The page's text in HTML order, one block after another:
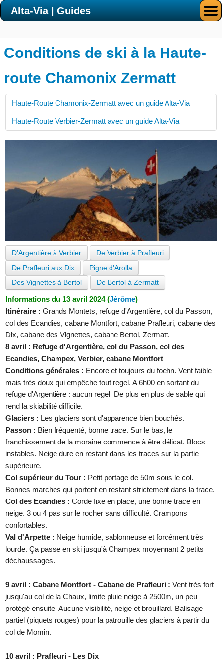
Conditions de ski à la Haute-
route Chamonix Zermatt
Haute-Route Chamonix-Zermatt avec un guide Alta-Via
Haute-Route Verbier-Zermatt avec un guide Alta-Via
D'Argentière à Verbier
De Verbier à Prafleuri
De Prafleuri aux Dix
Pigne d'Arolla
Des Vignettes à Bertol
De Bertol à Zermatt
Informations du 13 avril 2024 (Jérôme)
Itinéraire : Grands Montets, refuge d'Argentière, col du Passon,
col des Ecandies, cabane Montfort, cabane Prafleuri, cabane des
Dix, cabane des Vignettes, cabane Bertol, Zermatt.
8 avril : Refuge d'Argentière, col du Passon, col des
Ecandies, Champex, Verbier, cabane Montfort
Conditions générales : Encore et toujours du foehn. Vent faible
mais très doux qui empêche tout regel. A 6h00 en sortant du
refuge d'Argentière : aucun regel. De plus en plus de sable qui
rend la skiabilité difficile.
Glaciers : Les glaciers sont d'apparence bien bouchés.
Passon : Bien fréquenté, bonne trace. Sur le bas, le
franchissement de la moraine commence à être délicat. Blocs
instables. Neige dure en restant dans les traces sur la partie
supérieure.
Col supérieur du Tour : Petit portage de 50m sous le col.
Bonnes marches qui portent en restant strictement dans la trace.
Col des Ecandies : Corde fixe en place, une bonne trace en
neige. 3 ou 4 pas sur le rocher sans difficulté. Crampons
confortables.
Val d'Arpette : Neige humide, sablonneuse et forcément très
lourde. Ça passe en ski jusqu'à Champex moyennant 2 petits
déchaussages.
9 avril : Cabane Montfort - Cabane de Prafleuri : Vent très fort
jusqu'au col de la Chaux, limite pluie neige à 2500m, un peu
protégé ensuite. Aucune visibilité, neige et brouillard. Balisage
partiel (piquets rouges) pour la patrouille des glaciers à partir du
col de Momin.
10 avril : Prafleuri - Les Dix
Alta-Via | Guides